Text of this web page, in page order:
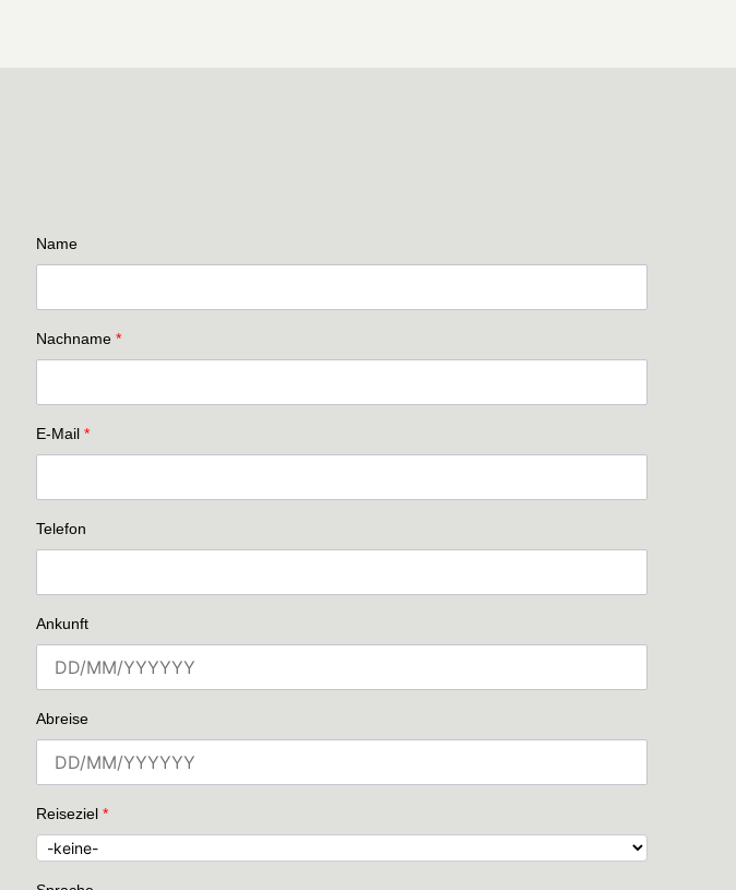
Name
Nachname *
E-Mail *
Telefon
Ankunft
Abreise
Reiseziel *